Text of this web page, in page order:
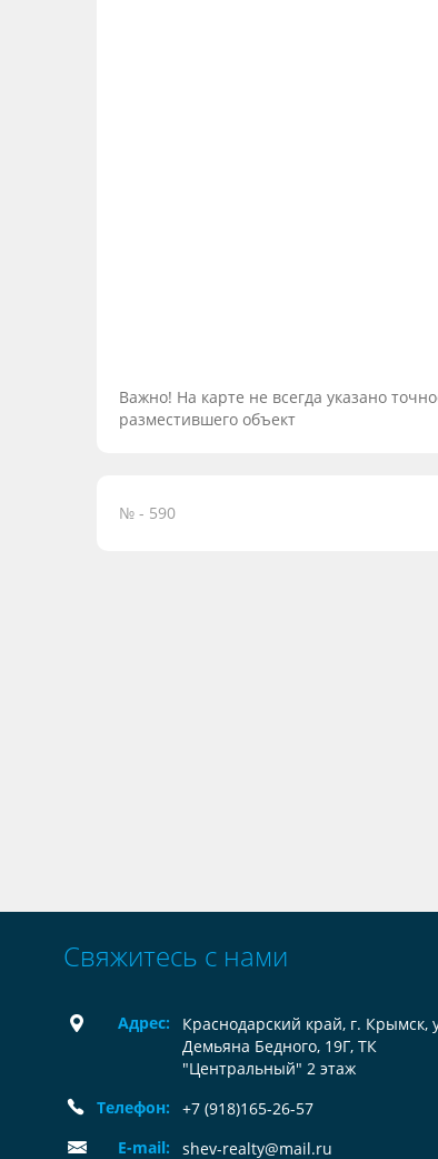
Важно! На карте не всегда указано
разместившего объект
№ - 590
Свяжитесь с нами
Адрес:
Краснодарский край, г. Крымск,
Демьяна Бедного, 19Г, ТК
"Центральный" 2 этаж
Телефон:
+7 (918)165-26-57
E-mail:
shev-realty@mail.ru